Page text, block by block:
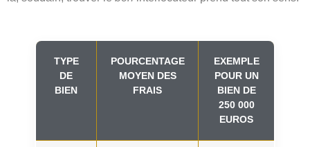
TYPE
DE
BIEN
POURCENTAGE
MOYEN DES
FRAIS
EXEMPLE
POUR UN
BIEN DE
250 000
EUROS